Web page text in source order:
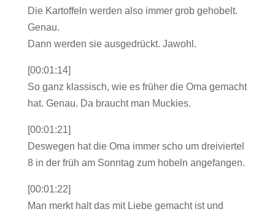
Die Kartoffeln werden also immer grob gehobelt.
Genau.
Dann werden sie ausgedrückt. Jawohl.
[00:01:14]
So ganz klassisch, wie es früher die Oma gemacht
hat. Genau. Da braucht man Muckies.
[00:01:21]
Deswegen hat die Oma immer scho um dreiviertel
8 in der früh am Sonntag zum hobeln angefangen.
[00:01:22]
Man merkt halt das mit Liebe gemacht ist und